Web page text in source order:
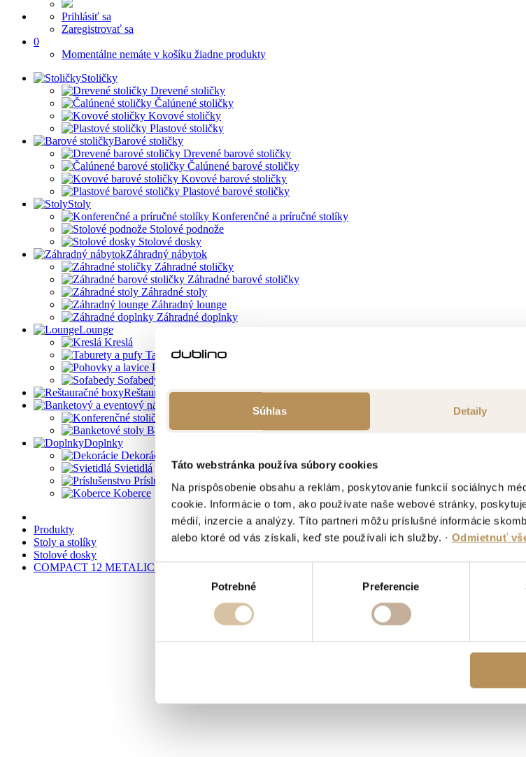
Súhlas Detaily
Táto webstránka používa súbory cookies
Na prispôsobenie obsahu a reklám, poskytovanie funkcií sociálnych
cookie. Informácie o tom, ako používate naše webové stránky,
médií, inzercie a analýzy. Títo partneri môžu príslušné informácie
alebo ktoré od vás získali, keď ste používali ich služby. · Odmietnuť
Výber
Potrebné Preferencie
Prihlásiť sa
Zaregistrovať sa
0
Momentálne nemáte v košíku žiadne produkty
Stoličky
Drevené stoličky
Čalúnené stoličky
Kovové stoličky
Plastové stoličky
Barové stoličky
Drevené barové stoličky
Čalúnené barové stoličky
Kovové barové stoličky
Plastové barové stoličky
Stoly
Konferenčné a príručné stolíky
Stolové podnože
Stolové dosky
Záhradný nábytok
Záhradné stoličky
Záhradné barové stoličky
Záhradné stoly
Záhradný lounge
Záhradné doplnky
Lounge
Kreslá
Taburety a pufy
Pohovky a lavice
Sofabedy
Reštauračné boxy
Banketový a eventový nábytok
Konferenčné stoličky
Banketové stoly
Doplnky
Dekorácie
Svietidlá
Príslušenstvo
Koberce
Produkty
Stoly a stolíky
Stolové dosky
COMPACT 12 METALIC OXID - STOLOVÁ DOSKA